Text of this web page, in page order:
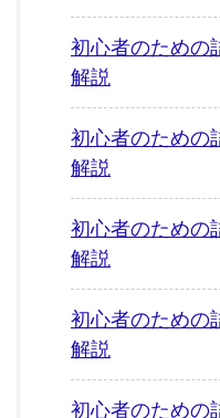
初心者のため
解説
初心者のため
解説
初心者のため
解説
初心者のため
解説
初心者のため